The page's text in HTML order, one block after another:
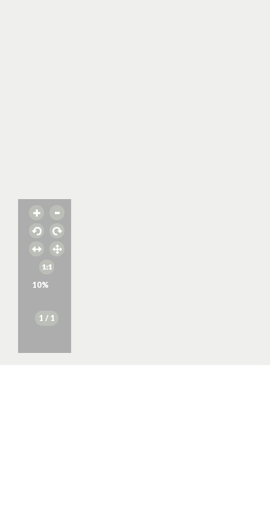
10%
1 / 1